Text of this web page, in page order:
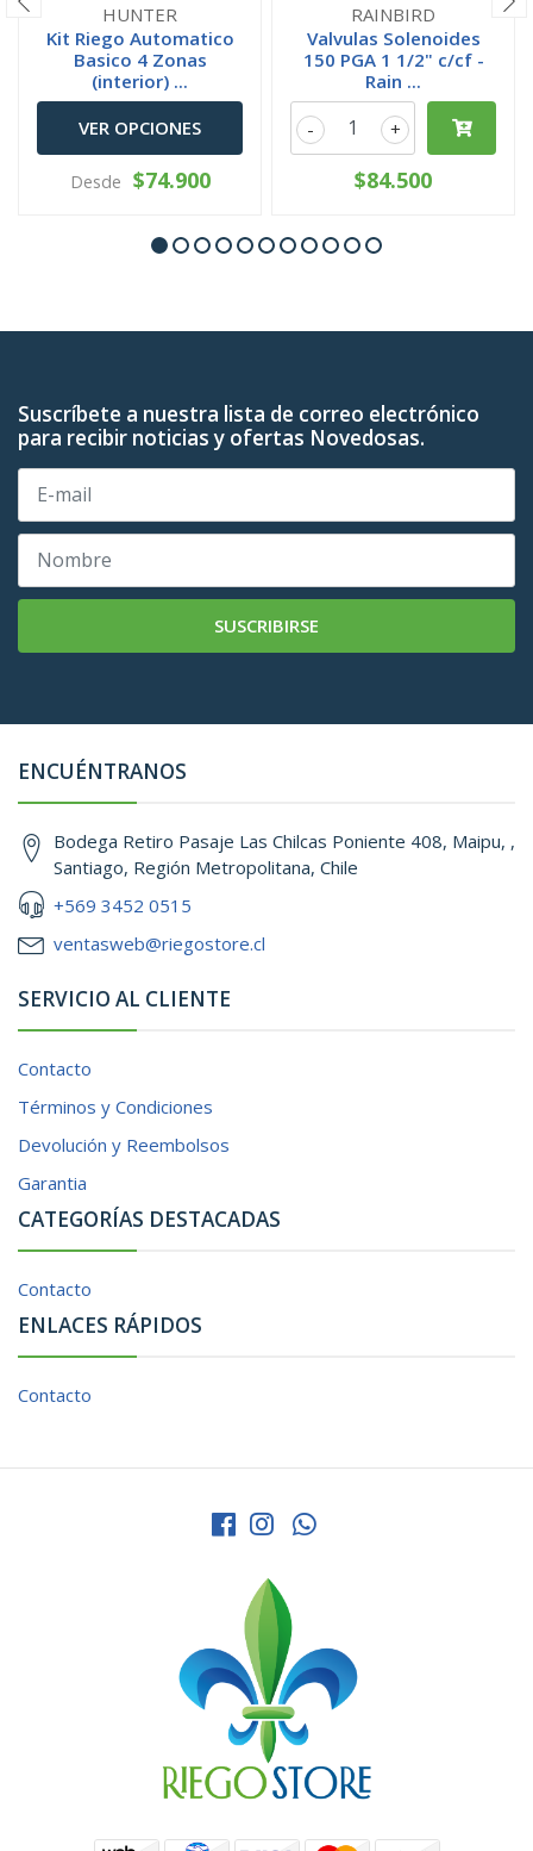
HUNTER
Kit Riego Automatico
Basico 4 Zonas
(interior) ...
VER OPCIONES
Desde $74.900
RAINBIRD
Valvulas Solenoides
150 PGA 1 1/2" c/cf -
Rain ...
+
-
$84.500
Suscríbete a nuestra lista de correo electrónico
para recibir noticias y ofertas Novedosas.
SUSCRIBIRSE
ENCUÉNTRANOS
Bodega Retiro Pasaje Las Chilcas Poniente 408, Maipu, ,
Santiago, Región Metropolitana, Chile
+569 3452 0515
ventasweb@riegostore.cl
SERVICIO AL CLIENTE
Contacto
Términos y Condiciones
Devolución y Reembolsos
Garantia
CATEGORÍAS DESTACADAS
Contacto
ENLACES RÁPIDOS
Contacto